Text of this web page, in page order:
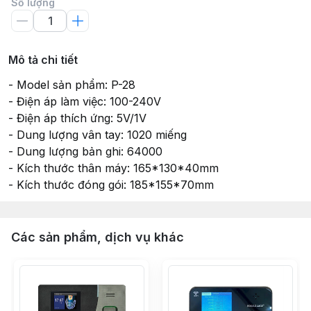
Số lượng
Mô tả chi tiết
- Model sản phẩm: P-28
- Điện áp làm việc: 100-240V
- Điện áp thích ứng: 5V/1V
- Dung lượng vân tay: 1020 miếng
- Dung lượng bản ghi: 64000
- Kích thước thân máy: 165*130*40mm
- Kích thước đóng gói: 185*155*70mm
Các sản phẩm, dịch vụ khác